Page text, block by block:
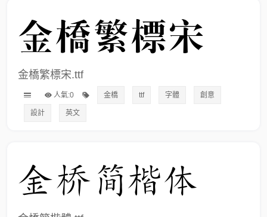
金橋繁標宋.ttf
人氣:0 金橋 ttf 字體 創意
設計 英文